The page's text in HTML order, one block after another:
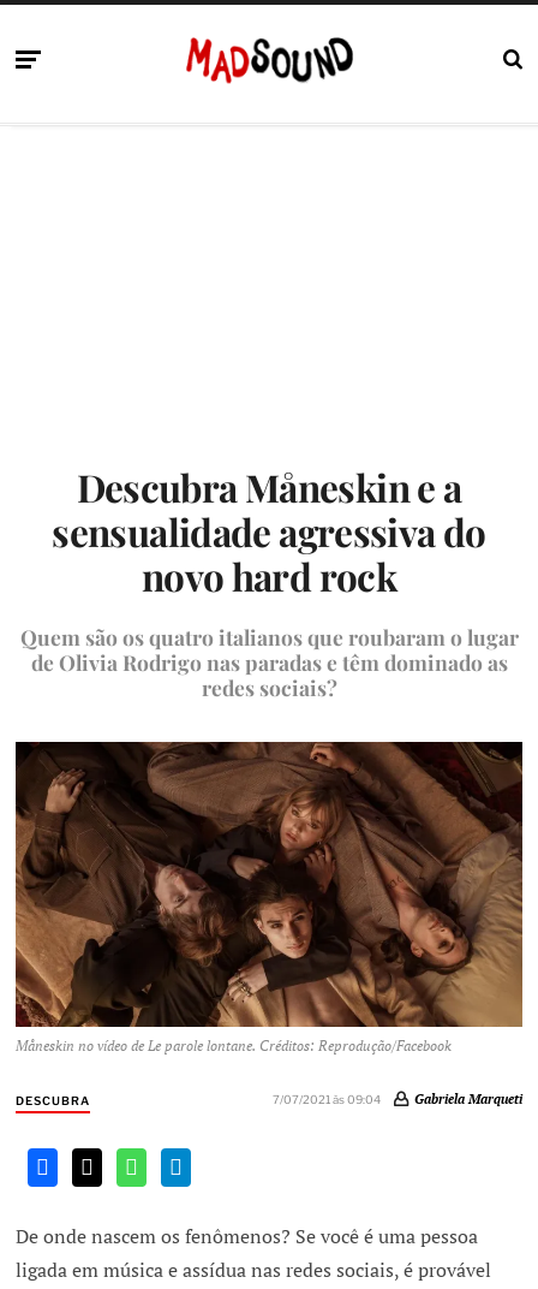
Descubra Måneskin e a
sensualidade agressiva do
novo hard rock
Quem são os quatro italianos que roubaram o lugar
de Olivia Rodrigo nas paradas e têm dominado as
redes sociais?
Måneskin no vídeo de Le parole lontane. Créditos: Reprodução/Facebook
DESCUBRA 7/07/2021 às 09:04 Gabriela Marqueti
De onde nascem os fenômenos? Se você é uma pessoa
ligada em música e assídua nas redes sociais, é provável